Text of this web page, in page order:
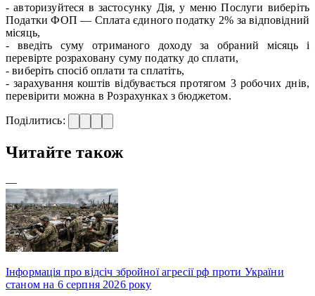
- авторизуйтеся в застосунку Дія, у меню Послуги виберіть
Податки ФОП — Сплата єдиного податку 2% за відповідний
місяць,
- введіть суму отриманого доходу за обраний місяць і
перевірте розраховану суму податку до сплати,
- виберіть спосіб оплати та сплатіть,
- зарахування коштів відбувається протягом 3 робочих днів,
перевірити можна в Розрахунках з бюджетом.
Поділитись:
Читайте також
—
Інформація про відсіч збройної агресії рф проти України
станом на 6 серпня 2026 року